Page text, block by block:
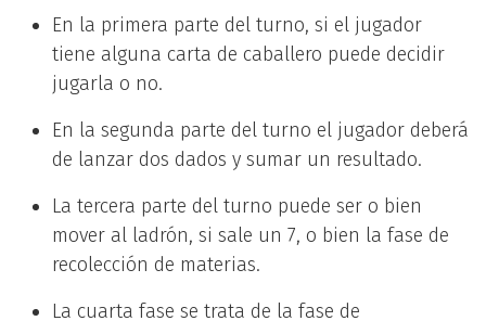
En la primera parte del turno, si el jugador
tiene alguna carta de caballero puede decidir
jugarla o no.
En la segunda parte del turno el jugador deberá
de lanzar dos dados y sumar un resultado.
La tercera parte del turno puede ser o bien
mover al ladrón, si sale un 7, o bien la fase de
recolección de materias.
La cuarta fase se trata de la fase de